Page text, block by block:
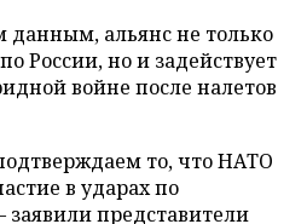
данным, альянс не только
России, но и задействует
войне после налетов
то, что НАТО
в ударах по
заявили представители